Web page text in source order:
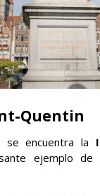
Quentin
encuentra la
ejemplo de